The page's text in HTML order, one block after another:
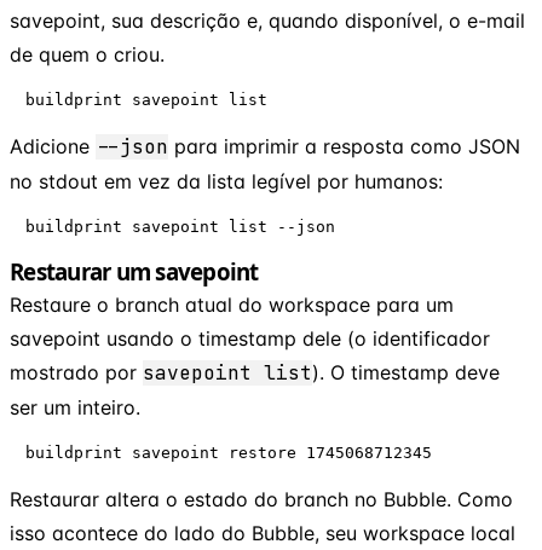
savepoint, sua descrição e, quando disponível, o e-mail
de quem o criou.
buildprint savepoint list
Adicione --json para imprimir a resposta como JSON
no stdout em vez da lista legível por humanos:
buildprint savepoint list --json
Restaurar um savepoint
Restaure o branch atual do workspace para um
savepoint usando o timestamp dele (o identificador
mostrado por savepoint list). O timestamp deve
ser um inteiro.
buildprint savepoint restore 1745068712345
Restaurar altera o estado do branch no Bubble. Como
isso acontece do lado do Bubble, seu workspace local